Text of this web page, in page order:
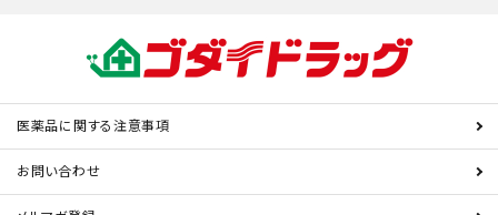
医薬品に関する注意事項
お問い合わせ